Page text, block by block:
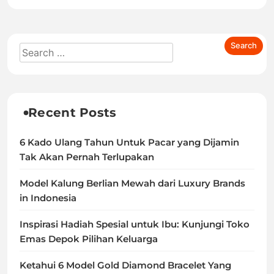
Recent Posts
6 Kado Ulang Tahun Untuk Pacar yang Dijamin
Tak Akan Pernah Terlupakan
Model Kalung Berlian Mewah dari Luxury Brands
in Indonesia
Inspirasi Hadiah Spesial untuk Ibu: Kunjungi Toko
Emas Depok Pilihan Keluarga
Ketahui 6 Model Gold Diamond Bracelet Yang